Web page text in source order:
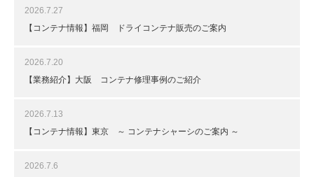
2026.7.27
【コンテナ情報】福岡 ドライコンテナ販売のご案内
2026.7.20
【業務紹介】大阪 コンテナ修理事例のご紹介
2026.7.13
【コンテナ情報】東京 ～ コンテナシャーシのご案内 ～
2026.7.6